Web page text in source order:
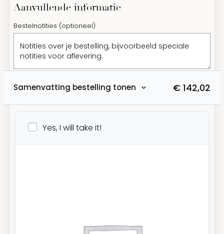
Aanvullende informatie
Bestelnotities (optioneel)
Samenvatting bestelling tonen € 142,02
Yes, I will take it!